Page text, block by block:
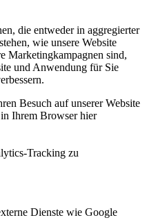
die entweder in aggregierter
wie unsere Website
Marketingkampagnen sind,
und Anwendung für Sie
Besuch auf unserer Website
Ihrem Browser hier
Tracking zu
Dienste wie Google